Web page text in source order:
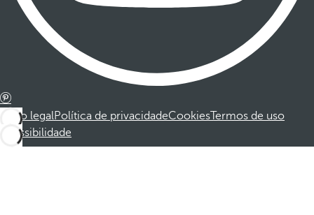
Aviso legalPolítica de privacidadeCookiesTermos de uso
Acessibilidade